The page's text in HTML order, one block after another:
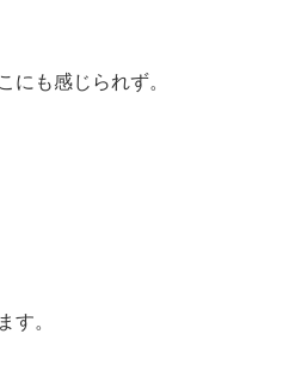
にも感じられず。
す。